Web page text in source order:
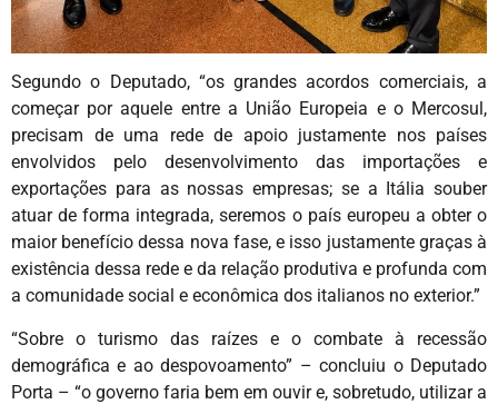
Segundo o Deputado, “os grandes acordos comerciais, a
começar por aquele entre a União Europeia e o Mercosul,
precisam de uma rede de apoio justamente nos países
envolvidos pelo desenvolvimento das importações e
exportações para as nossas empresas; se a Itália souber
atuar de forma integrada, seremos o país europeu a obter o
maior benefício dessa nova fase, e isso justamente graças à
existência dessa rede e da relação produtiva e profunda com
a comunidade social e econômica dos italianos no exterior.”
“Sobre o turismo das raízes e o combate à recessão
demográfica e ao despovoamento” – concluiu o Deputado
Porta – “o governo faria bem em ouvir e, sobretudo, utilizar a